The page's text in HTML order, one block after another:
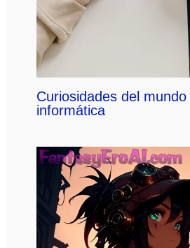
Curiosidades del mundo
informática